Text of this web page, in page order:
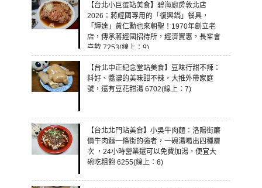
【台北小巨蛋站美食】碧海廚房敦北店
2026：蔣經國專用的「復興鍋」餐具，
「輝達」黃仁勳也來朝聖！1970年創立老
店，傳承蔣經國招待所，經濟實惠，長輩會
喜歡 7253(線上：9)
【台北中正紀念堂站美食】豆味行甜不辣：
料好、醬濃的美味甜不辣，大推外帶家庭
號，還有豆花甜湯 6702(線上：7)
【台北北門站美食】小吳牛肉麵：洛陽街廉
價牛肉麵一條街的強者，一碗湯喝出四種層
次 ，24小時營業還可以免費加湯，便宜大
碗吃粗飽 6255(線上：6)